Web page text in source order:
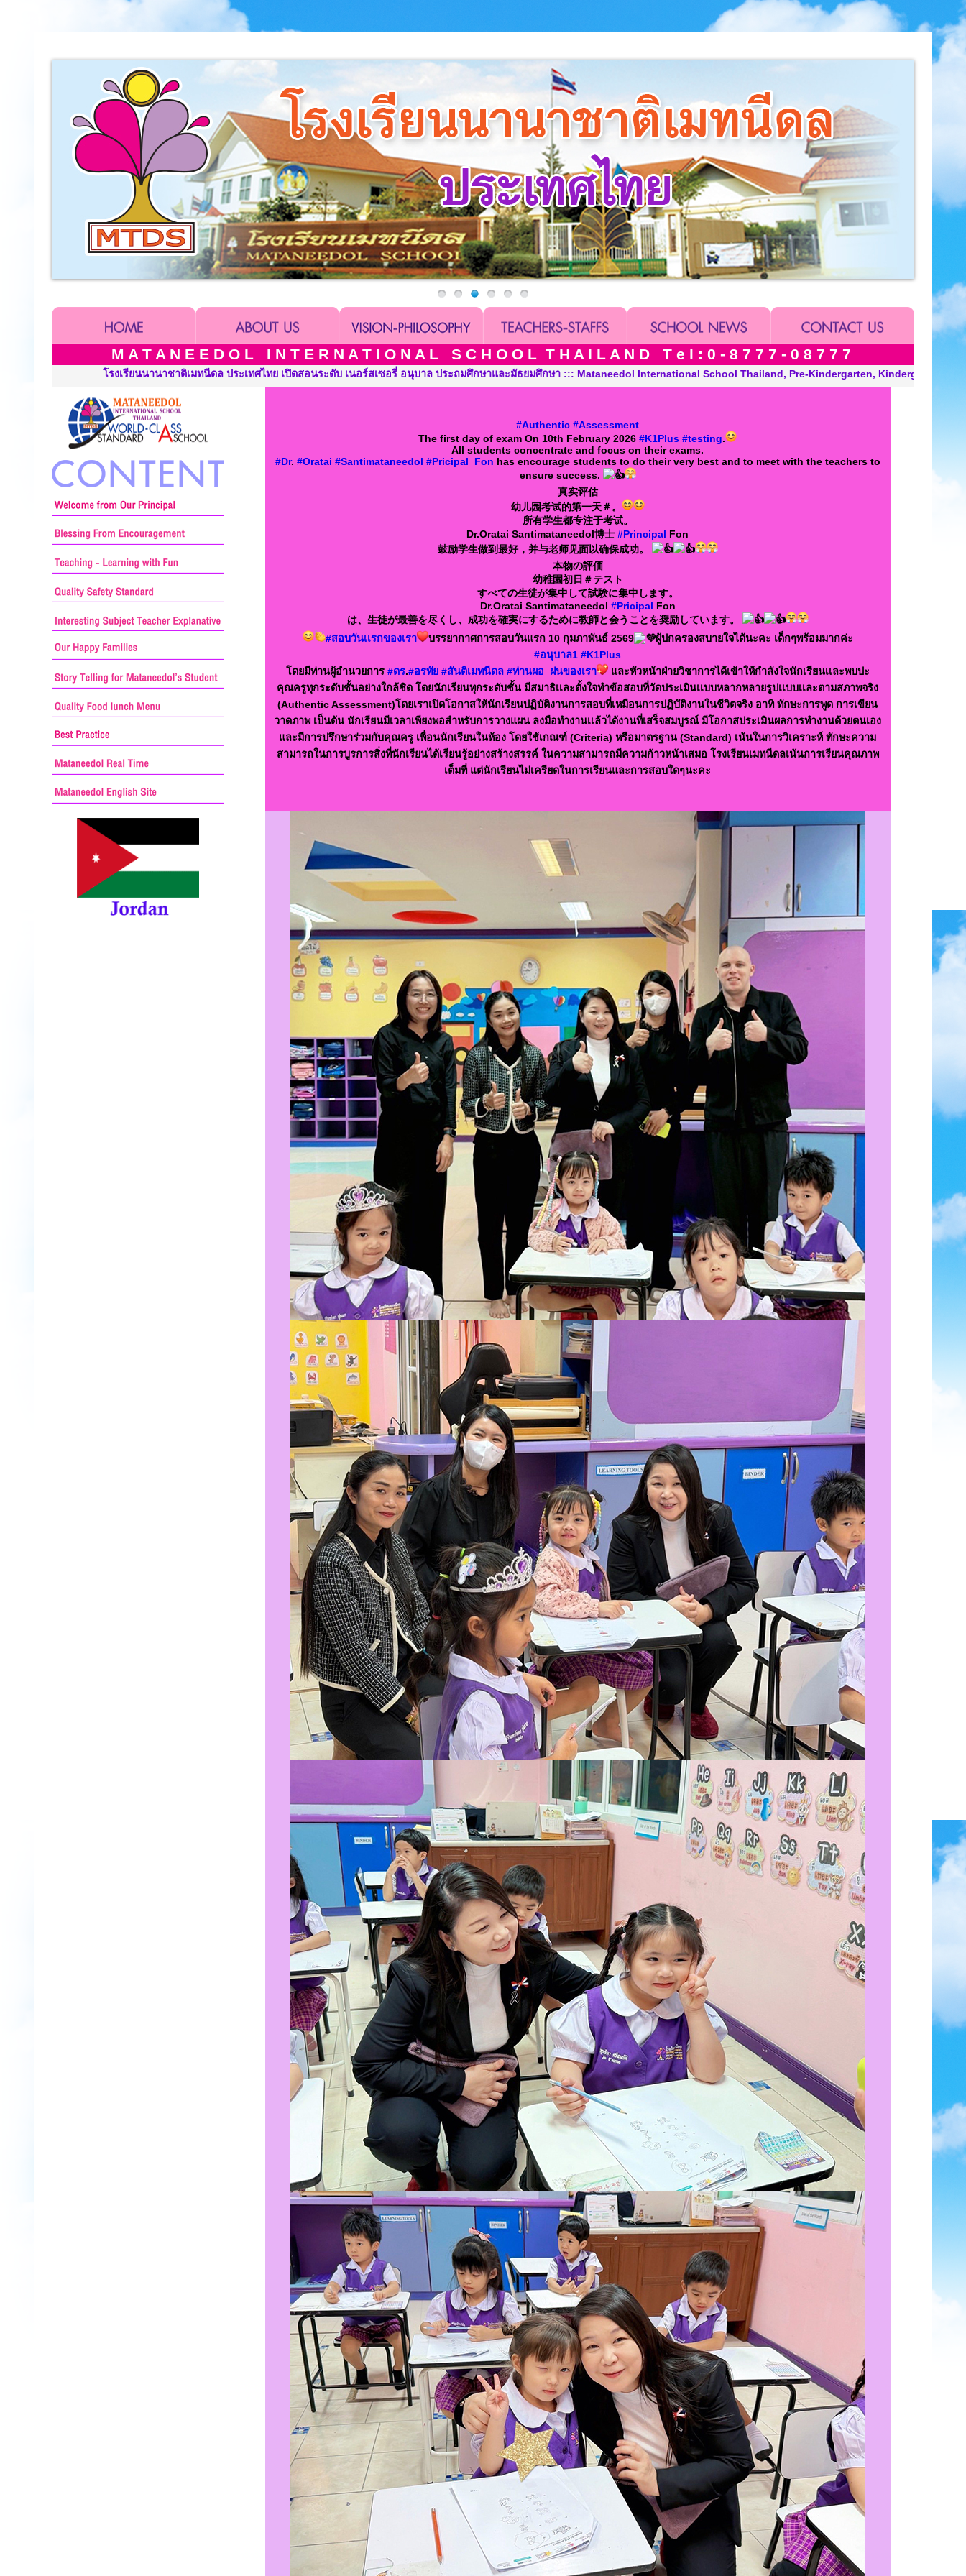
M A T A N E E D O L I N T E R N A T I O N A L S C H O O L T H A I L A N D T e l : 0 - 8 7 7 7 - 0 8 7 7 7
เทศไทย เปิดสอนระดับ เนอร์สเซอรี่ อนุบาล ประถมศึกษาและมัธยมศึกษา ::: Mataneedol International School Thailand, Pre-Kindergarten, Kindergarten and Grade in Khon Kaen Thailand. “A Modern,
#Authentic #Assessment
The first day of exam On 10th February 2026 #K1Plus #testing.
All students concentrate and focus on their exams.
#Dr. #Oratai #Santimataneedol #Pricipal_Fon has encourage students to do their very best and to meet with the teachers to
ensure success.
真实评估
幼儿园考试的第一天＃。
所有学生都专注于考试。
Dr.Oratai Santimataneedol博士 #Principal Fon
鼓励学生做到最好，并与老师见面以确保成功。
本物の評価
幼稚園初日＃テスト
すべての生徒が集中して試験に集中します。
Dr.Oratai Santimataneedol #Pricipal Fon
は、生徒が最善を尽くし、成功を確実にするために教師と会うことを奨励しています。
#สอบวันเเรกของเรา
บรรยากาศการสอบวันแรก 10 กุมภาพันธ์ 2569
ผู้ปกครองสบายใจได้นะคะ เด็กๆพร้อมมากค่ะ
#อนุบาล1 #K1Plus
โดยมีท่านผู้อำนวยการ #ดร.#อรทัย #สันติเมทนีดล #ท่านผอ_ฝนของเรา
และหัวหน้าฝ่ายวิชาการได้เข้าให้กำลังใจนักเรียนเเละพบปะ
คุณครูทุกระดับชั้นอย่างใกล้ชิด โดยนักเรียนทุกระดับชั้น มีสมาธิเเละตั้งใจทำข้อสอบที่วัดประเมินเเบบหลากหลายรูปเเบบเเละตามสภาพจริง
(Authentic Assessment)โดยเราเปิดโอกาสให้นักเรียนปฏิบัติงานการสอบที่เหมือนการปฏิบัติงานในชีวิตจริง อาทิ ทักษะการพูด การเขียน
วาดภาพ เป็นต้น นักเรียนมีเวลาเพียงพอสำหรับการวางแผน ลงมือทำงานเเล้วได้งานที่เสร็จสมบูรณ์ มีโอกาสประเมินผลการทำงานด้วยตนเอง
และมีการปรึกษาร่วมกับคุณครู เพื่อนนักเรียนในห้อง โดยใช้เกณฑ์ (Criteria) หรือมาตรฐาน (Standard) เน้นในการวิเคราะห์ ทักษะความ
สามารถในการบูรการสิ่งที่นักเรียนได้เรียนรู้อย่างสร้างสรรค์ ในความสามารถมีความก้าวหน้าเสมอ โรงเรียนเมทนีดลเน้นการเรียนคุณภาพ
เต็มที่ แต่นักเรียนไม่เครียดในการเรียนและการสอบใดๆนะคะ